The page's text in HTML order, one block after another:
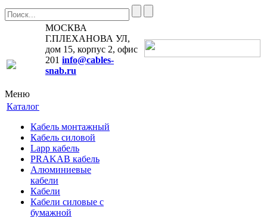
МОСКВА
Г.ПЛЕХАНОВА УЛ,
дом 15, корпус 2, офис
201 info@cables-
snab.ru
Меню
Каталог
Кабель монтажный
Кабель силовой
Lapp кабель
PRAKAB кабель
Алюминиевые
кабели
Кабели
Кабели силовые с
бумажной